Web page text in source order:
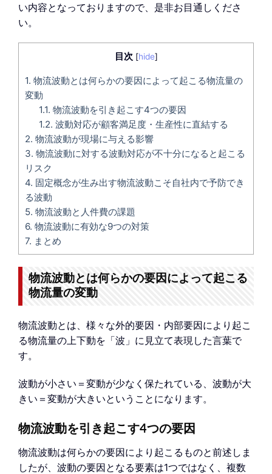
い内容となっておりますので、是非お目通しくださ
い。
目次 [hide]
1. 物流波動とは何らかの要因によって起こる物流量の
変動
1.1. 物流波動を引き起こす4つの要因
1.2. 波動対応が顧客満足度・生産性に直結する
2. 物流波動が現場に与える影響
3. 物流波動に対する波動対応が不十分になると起こる
リスク
4. 固定概念が生み出す物流波動こそ自社内で予防でき
る波動
5. 物流波動と人件費の課題
6. 物流波動に有効な9つの対策
7. まとめ
物流波動とは何らかの要因によって起こる
物流量の変動
物流波動とは、様々な外的要因・内部要因により起こ
る物流量の上下動を「波」に見立て表現した言葉で
す。
波動が小さい＝変動が少なく保たれている、波動が大
きい＝変動が大きいということになります。
物流波動を引き起こす4つの要因
物流波動は何らかの要因により起こるものと前述しま
したが、波動の要因となる要素は1つではなく、複数